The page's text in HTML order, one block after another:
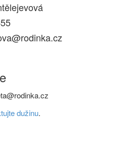
dužinu.